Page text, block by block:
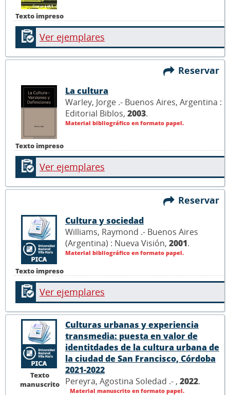
Texto impreso
Ver ejemplares
Reservar
Texto impreso
La cultura
Warley, Jorge .- Buenos Aires, Argentina :
Editorial Biblos, 2003.
Material bibliográfico en formato papel.
Ver ejemplares
Reservar
Texto impreso
Cultura y sociedad
Williams, Raymond .- Buenos Aires
(Argentina) : Nueva Visión, 2001.
Material bibliográfico en formato papel.
Ver ejemplares
Texto
manuscrito
Culturas urbanas y experiencia
transmedia: puesta en valor de
identitdades de la cultura urbana de
la ciudad de San Francisco, Córdoba
2021-2022
Pereyra, Agostina Soledad .- , 2022.
Material manuscrito en formato papel.